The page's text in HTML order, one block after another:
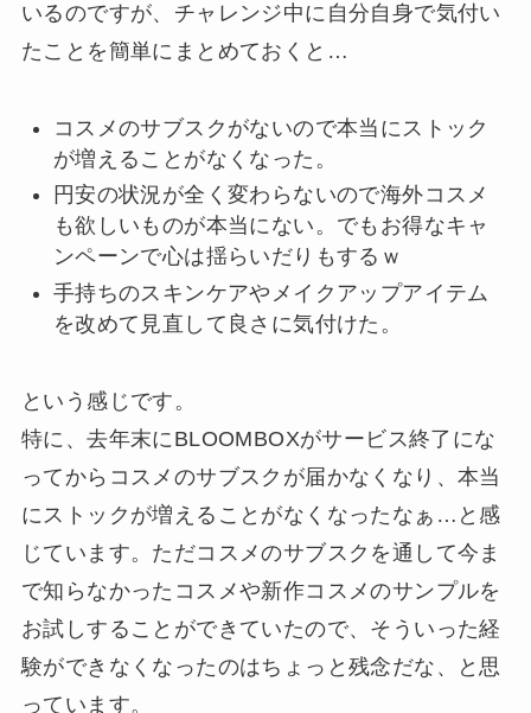
いるのですが、チャレンジ中に自分自身で気付い
たことを簡単にまとめておくと…
コスメのサブスクがないので本当にストック
が増えることがなくなった。
円安の状況が全く変わらないので海外コスメ
も欲しいものが本当にない。でもお得なキャ
ンペーンで心は揺らいだりもするｗ
手持ちのスキンケアやメイクアップアイテム
を改めて見直して良さに気付けた。
という感じです。
特に、去年末にBLOOMBOXがサービス終了にな
ってからコスメのサブスクが届かなくなり、本当
にストックが増えることがなくなったなぁ…と感
じています。ただコスメのサブスクを通して今ま
で知らなかったコスメや新作コスメのサンプルを
お試しすることができていたので、そういった経
験ができなくなったのはちょっと残念だな、と思
っています。